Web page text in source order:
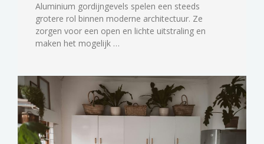
Aluminium gordijngevels spelen een steeds
grotere rol binnen moderne architectuur. Ze
zorgen voor een open en lichte uitstraling en
maken het mogelijk …